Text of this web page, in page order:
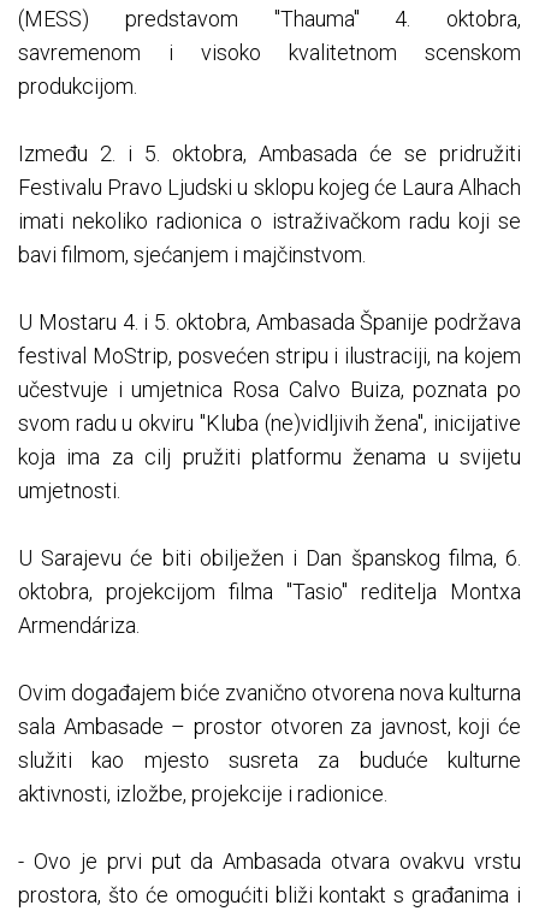
(MESS) predstavom "Thauma" 4. oktobra,
savremenom i visoko kvalitetnom scenskom
produkcijom.
Između 2. i 5. oktobra, Ambasada će se pridružiti
Festivalu Pravo Ljudski u sklopu kojeg će Laura Alhach
imati nekoliko radionica o istraživačkom radu koji se
bavi filmom, sjećanjem i majčinstvom.
U Mostaru 4. i 5. oktobra, Ambasada Španije podržava
festival MoStrip, posvećen stripu i ilustraciji, na kojem
učestvuje i umjetnica Rosa Calvo Buiza, poznata po
svom radu u okviru "Kluba (ne)vidljivih žena", inicijative
koja ima za cilj pružiti platformu ženama u svijetu
umjetnosti.
U Sarajevu će biti obilježen i Dan španskog filma, 6.
oktobra, projekcijom filma "Tasio" reditelja Montxa
Armendáriza.
Ovim događajem biće zvanično otvorena nova kulturna
sala Ambasade – prostor otvoren za javnost, koji će
služiti kao mjesto susreta za buduće kulturne
aktivnosti, izložbe, projekcije i radionice.
- Ovo je prvi put da Ambasada otvara ovakvu vrstu
prostora, što će omogućiti bliži kontakt s građanima i